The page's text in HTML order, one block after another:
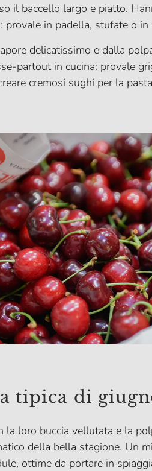
il baccello largo e piatto.
provale in padella, stufate o
delicatissimo e dalla
partout in cucina: provale
cremosi sughi per la
tipica di
la loro buccia vellutata e la
della bella stagione. Un
ottime da portare in